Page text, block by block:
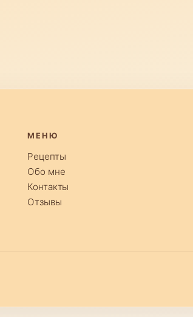
МЕНЮ
Рецепты
Обо мне
Контакты
Отзывы